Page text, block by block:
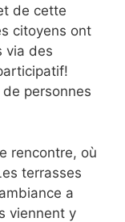
de cette
citoyens ont
via des
personnes
rencontre, où
terrasses
a
viennent y